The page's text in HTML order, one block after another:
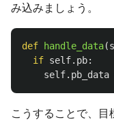
み込みましょう。
def handle_data(
if self. pb:
self. pb_data
こうすることで、